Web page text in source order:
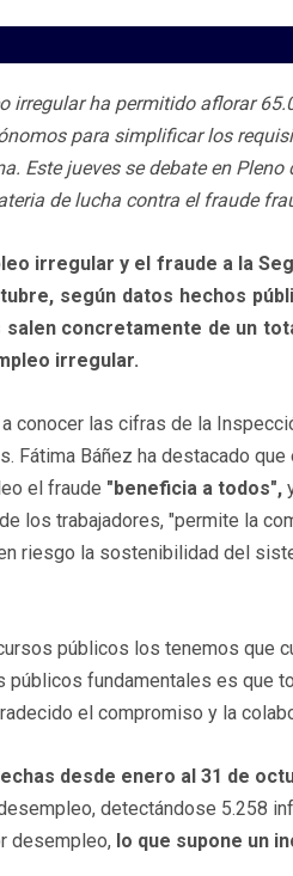
irregular ha permitido aflorar
para simplificar los
Este jueves se debate en
de lucha contra el fraude
irregular y el fraude a la
según datos hechos
salen concretamente de un
irregular.
conocer las cifras de la
Fátima Báñez ha destacado que
el fraude "beneficia a todos",
los trabajadores, "permite la
riesgo la sostenibilidad del
públicos los tenemos que
fundamentales es que
el compromiso y la
desde enero al 31 de
detectándose 5.258
desempleo, lo que supone un